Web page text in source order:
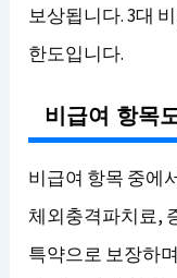
보상됩니다. 3대
한도입니다.
비급여 항목
비급여 항목 중에
체외충격파치료,
특약으로 보장하